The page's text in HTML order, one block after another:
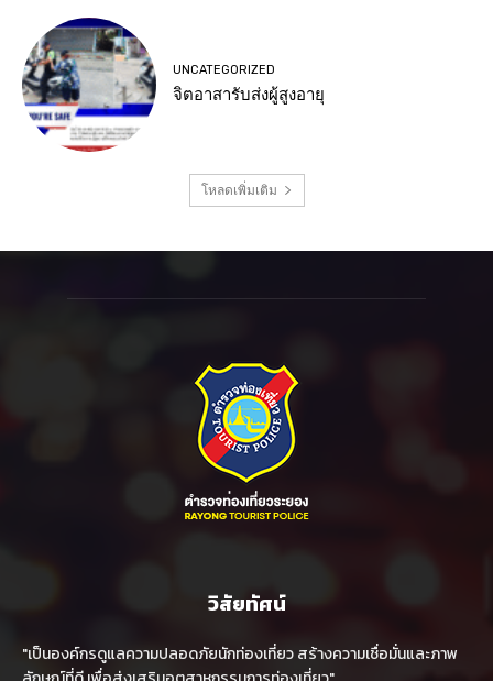
UNCATEGORIZED
จิตอาสารับส่งผู้สูงอายุ
โหลดเพิ่มเติม
วิสัยทัศน์
"เป็นองค์กรดูแลความปลอดภัยนักท่องเที่ยว สร้างความเชื่อมั่นและภาพ